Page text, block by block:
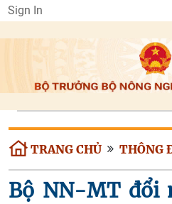
Sign In
TRANG CHỦ THÔNG
Bộ NN-MT đổi